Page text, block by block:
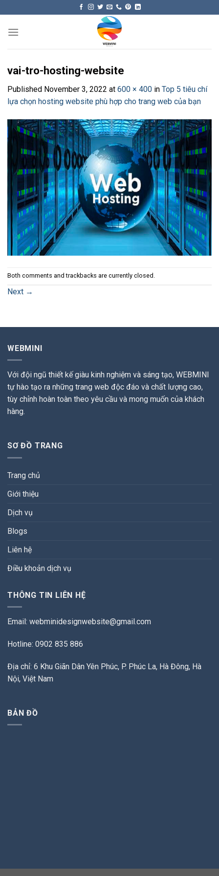
content
vai-tro-hosting-website
Published November 3, 2022 at 600 × 400 in Top 5 tiêu chí
lựa chọn hosting website phù hợp cho trang web của bạn
Both comments and trackbacks are currently closed.
Next →
WEBMINI
Với đội ngũ thiết kế giàu kinh nghiệm và sáng tạo, WEBMINI
tự hào tạo ra những trang web độc đáo và chất lượng cao,
tùy chỉnh hoàn toàn theo yêu cầu và mong muốn của khách
hàng.
SƠ ĐỒ TRANG
Trang chủ
Giới thiệu
Dịch vụ
Blogs
Liên hệ
Điều khoản dịch vụ
THÔNG TIN LIÊN HỆ
Email: webminidesignwebsite@gmail.com
Hotline: 0902 835 886
Địa chỉ: 6 Khu Giãn Dân Yên Phúc, P. Phúc La, Hà Đông, Hà
Nội, Việt Nam
BẢN ĐỒ